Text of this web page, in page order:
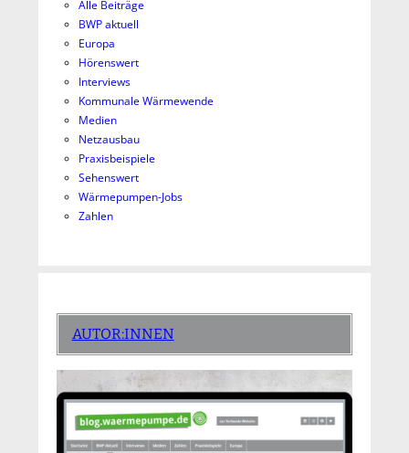
Alle Beiträge
BWP aktuell
Europa
Hörenswert
Interviews
Kommunale Wärmewende
Medien
Netzausbau
Praxisbeispiele
Sehenswert
Wärmepumpen-Jobs
Zahlen
AUTOR:INNEN